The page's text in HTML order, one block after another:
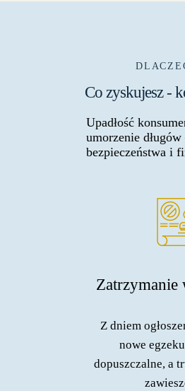
Co zyskujesz -
Upadłość
umorzenie
bezpieczeństwa i
Z dniem
nowe
dopuszczalne, a